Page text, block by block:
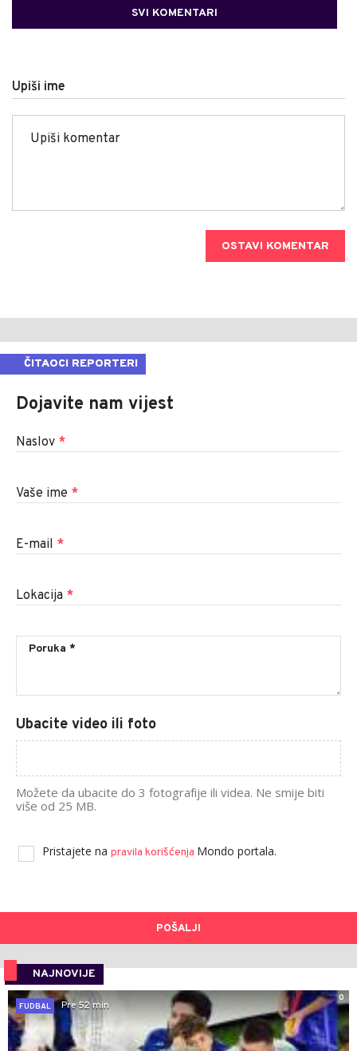
SVI KOMENTARI
Upiši ime
OSTAVI KOMENTAR
ČITAOCI REPORTERI
Dojavite nam vijest
Naslov *
Vaše ime *
E-mail *
Lokacija *
Ubacite video ili foto
Možete da ubacite do 3 fotografije ili videa. Ne smije biti
više od 25 MB.
Pristajete na pravila korišćenja Mondo portala.
POŠALJI
NAJNOVIJE
0
FUDBAL
Pre 52 min